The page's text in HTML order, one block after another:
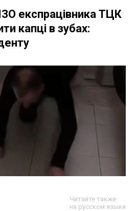
експрацівника ТЦК
капці в зубах:
Читайте также
на русском языке